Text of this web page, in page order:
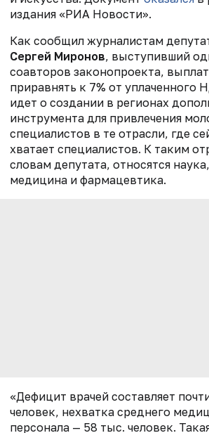
издания «РИА Новости».
Как сообщил журналистам
Сергей Миронов, выступивший
соавторов законопроекта,
приравнять к 7% от уплаченного
идет о создании в регионах
инструмента для привлечения
специалистов в те отрасли, где
хватает специалистов. К таким
словам депутата, относятся
медицина и фармацевтика.
«Дефицит врачей составляет
человек, нехватка среднего
персонала — 58 тыс. человек.